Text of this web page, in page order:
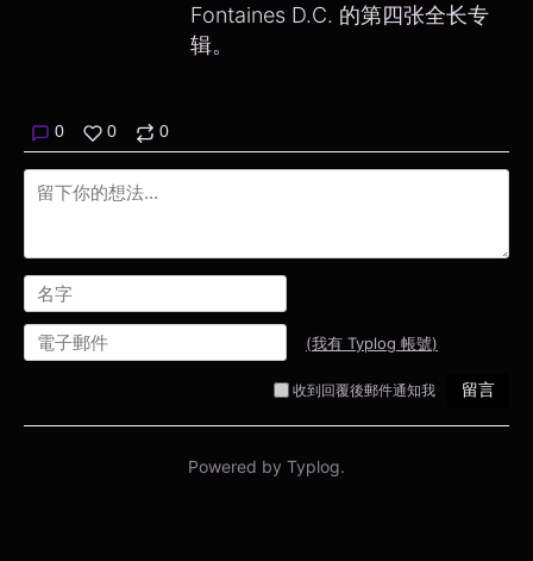
Fontaines D.C. 的第四张全长专
辑。